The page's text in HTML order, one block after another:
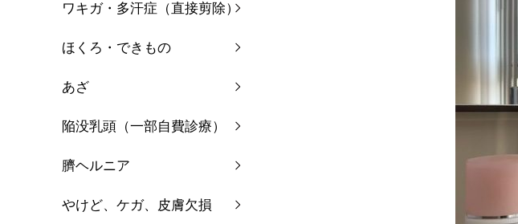
ワキガ・多汗症（直接剪除）
ほくろ・できもの
あざ
陥没乳頭（一部自費診療）
臍ヘルニア
やけど、ケガ、皮膚欠損